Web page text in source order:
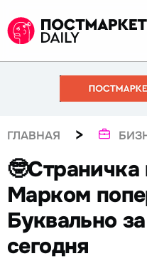
ГЛАВНАЯ >
🤓Страничка
Марком
Буквально
сегодня